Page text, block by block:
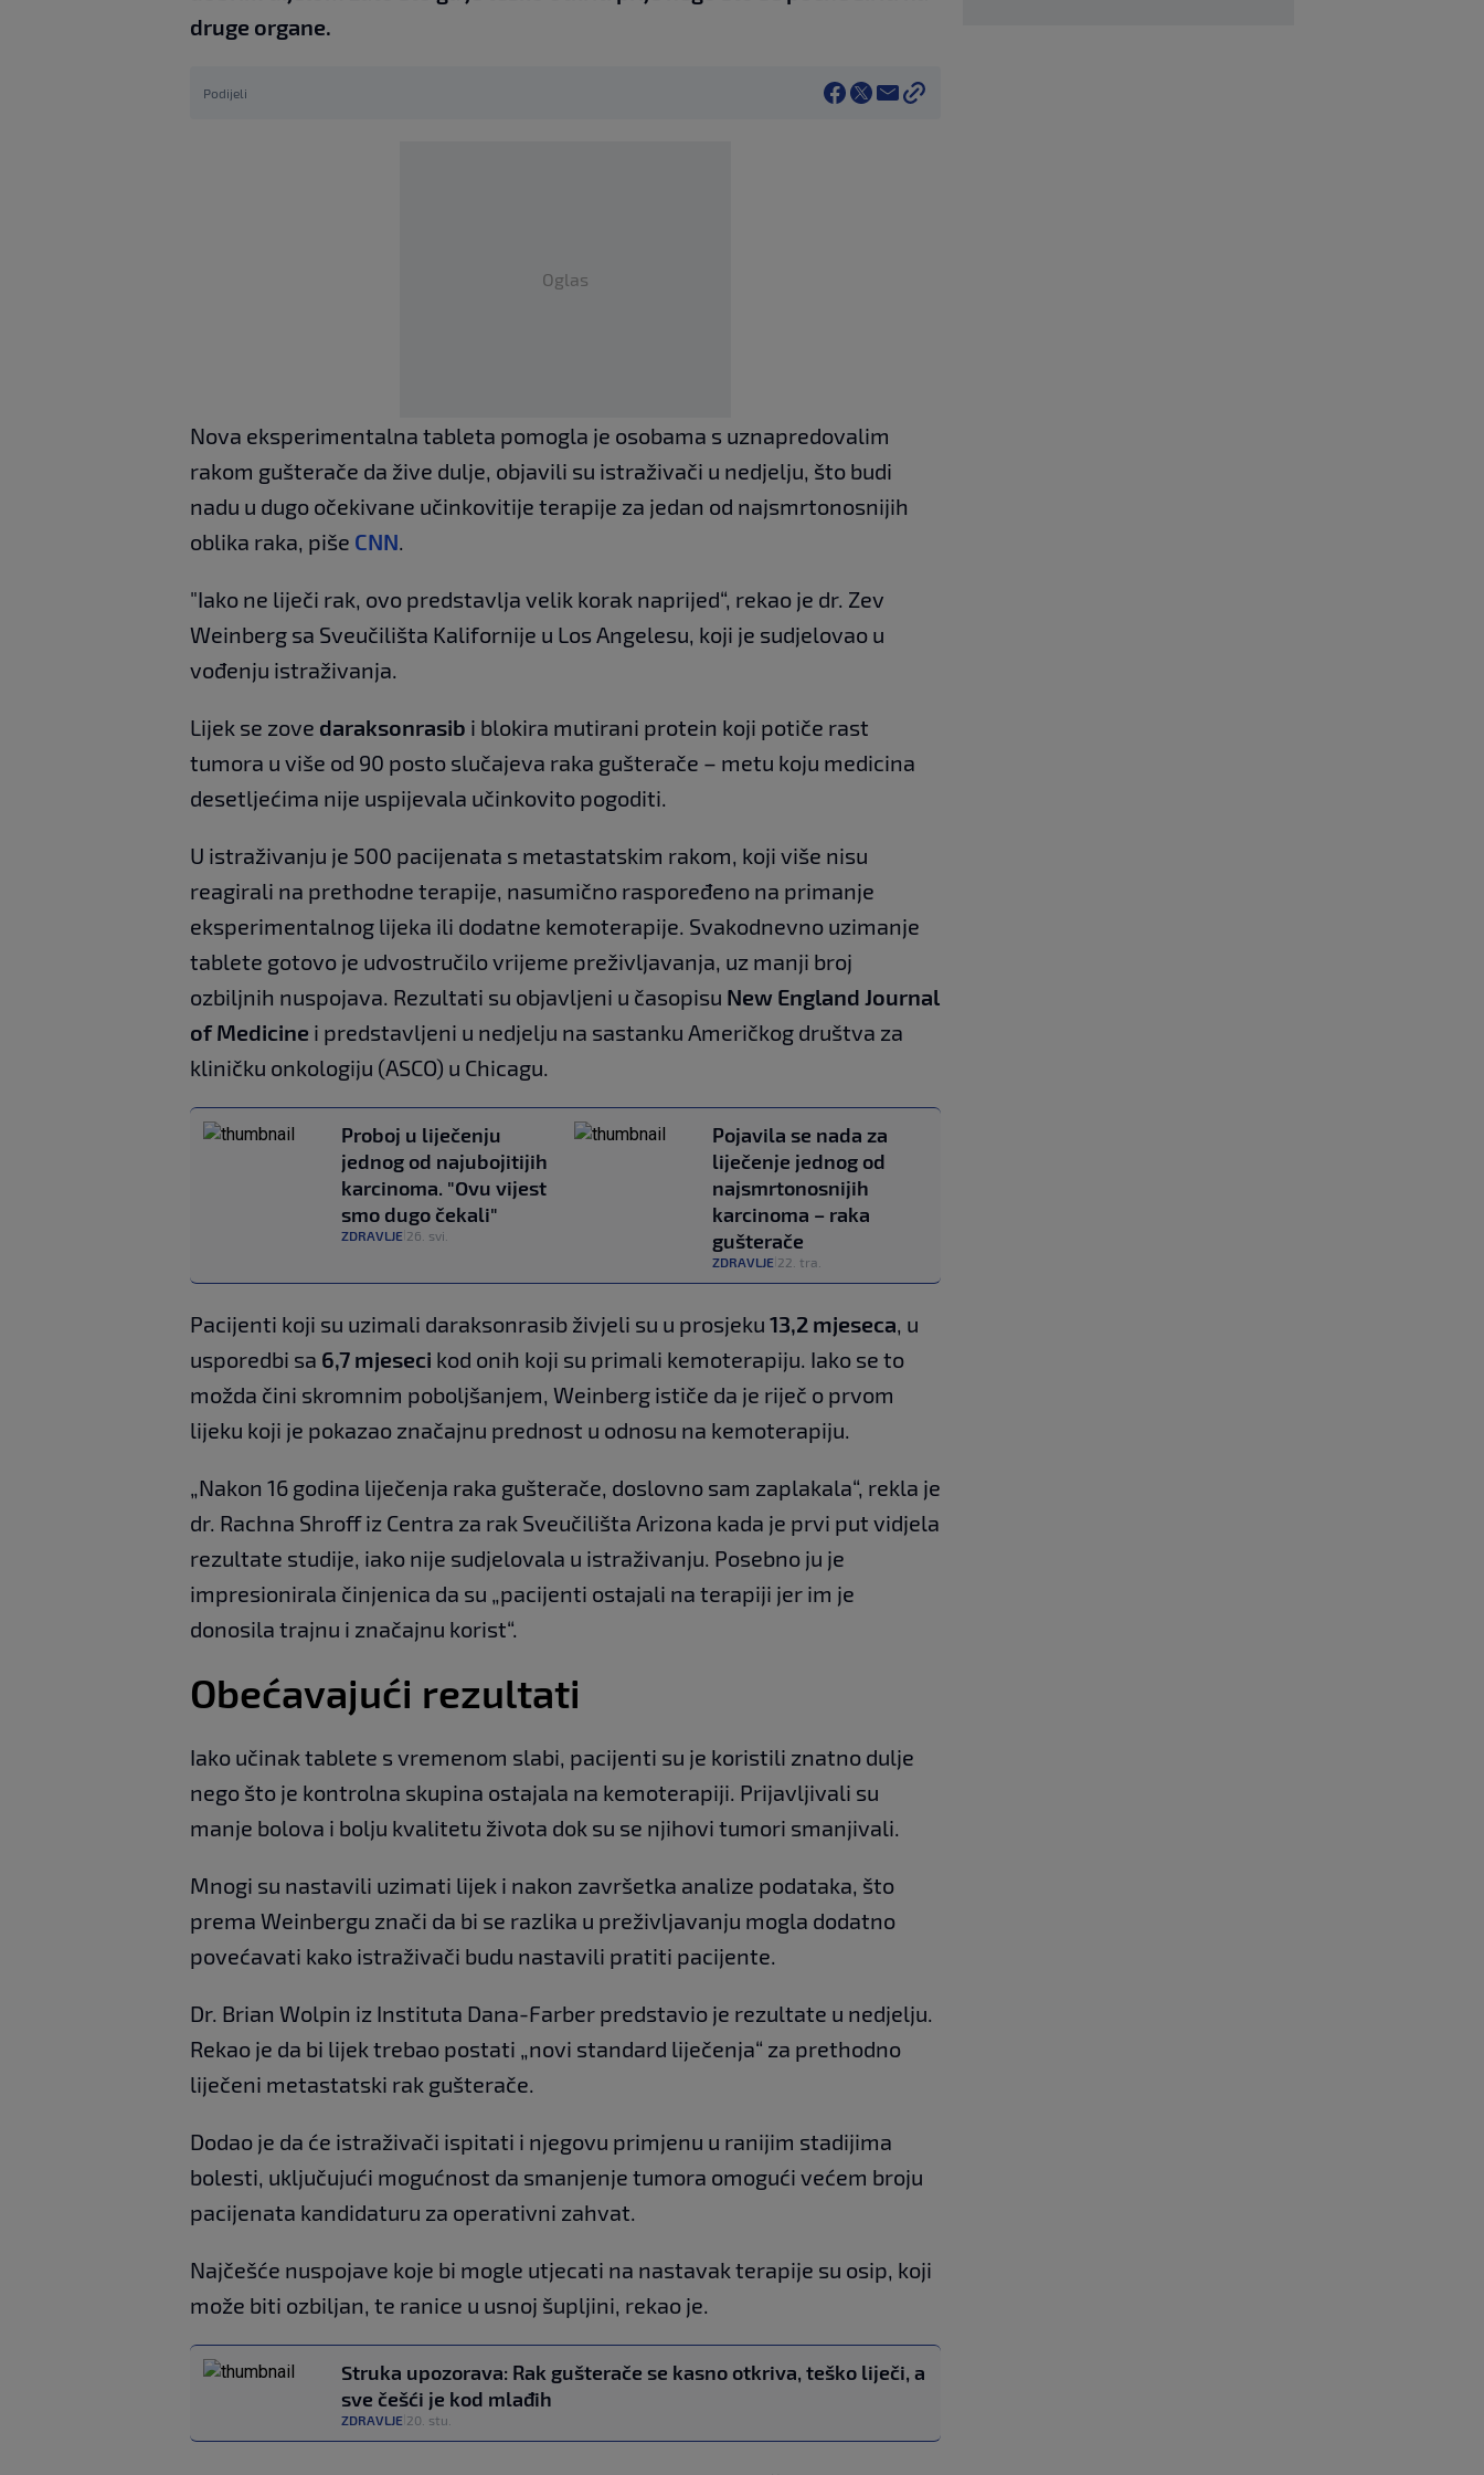
druge organe.
Podijeli
Oglas
Nova eksperimentalna tableta pomogla je osobama s uznapredovalim
rakom gušterače da žive dulje, objavili su istraživači u nedjelju, što budi
nadu u dugo očekivane učinkovitije terapije za jedan od najsmrtonosnijih
oblika raka, piše CNN.
"Iako ne liječi rak, ovo predstavlja velik korak naprijed“, rekao je dr. Zev
Weinberg sa Sveučilišta Kalifornije u Los Angelesu, koji je sudjelovao u
vođenju istraživanja.
Lijek se zove daraksonrasib i blokira mutirani protein koji potiče rast
tumora u više od 90 posto slučajeva raka gušterače – metu koju medicina
desetljećima nije uspijevala učinkovito pogoditi.
U istraživanju je 500 pacijenata s metastatskim rakom, koji više nisu
reagirali na prethodne terapije, nasumično raspoređeno na primanje
eksperimentalnog lijeka ili dodatne kemoterapije. Svakodnevno uzimanje
tablete gotovo je udvostručilo vrijeme preživljavanja, uz manji broj
ozbiljnih nuspojava. Rezultati su objavljeni u časopisu New England Journal
of Medicine i predstavljeni u nedjelju na sastanku Američkog društva za
kliničku onkologiju (ASCO) u Chicagu.
Proboj u liječenju
jednog od najubojitijih
karcinoma. "Ovu vijest
smo dugo čekali"
ZDRAVLJE 26. svi.
Pojavila se nada za
liječenje jednog od
najsmrtonosnijih
karcinoma – raka
gušterače
ZDRAVLJE 22. tra.
Pacijenti koji su uzimali daraksonrasib živjeli su u prosjeku 13,2 mjeseca, u
usporedbi sa 6,7 mjeseci kod onih koji su primali kemoterapiju. Iako se to
možda čini skromnim poboljšanjem, Weinberg ističe da je riječ o prvom
lijeku koji je pokazao značajnu prednost u odnosu na kemoterapiju.
„Nakon 16 godina liječenja raka gušterače, doslovno sam zaplakala“, rekla je
dr. Rachna Shroff iz Centra za rak Sveučilišta Arizona kada je prvi put vidjela
rezultate studije, iako nije sudjelovala u istraživanju. Posebno ju je
impresionirala činjenica da su „pacijenti ostajali na terapiji jer im je
donosila trajnu i značajnu korist“.
Obećavajući rezultati
Iako učinak tablete s vremenom slabi, pacijenti su je koristili znatno dulje
nego što je kontrolna skupina ostajala na kemoterapiji. Prijavljivali su
manje bolova i bolju kvalitetu života dok su se njihovi tumori smanjivali.
Mnogi su nastavili uzimati lijek i nakon završetka analize podataka, što
prema Weinbergu znači da bi se razlika u preživljavanju mogla dodatno
povećavati kako istraživači budu nastavili pratiti pacijente.
Dr. Brian Wolpin iz Instituta Dana-Farber predstavio je rezultate u nedjelju.
Rekao je da bi lijek trebao postati „novi standard liječenja“ za prethodno
liječeni metastatski rak gušterače.
Dodao je da će istraživači ispitati i njegovu primjenu u ranijim stadijima
bolesti, uključujući mogućnost da smanjenje tumora omogući većem broju
pacijenata kandidaturu za operativni zahvat.
Najčešće nuspojave koje bi mogle utjecati na nastavak terapije su osip, koji
može biti ozbiljan, te ranice u usnoj šupljini, rekao je.
Struka upozorava: Rak gušterače se kasno otkriva, teško liječi, a
sve češći je kod mlađih
ZDRAVLJE 20. stu.